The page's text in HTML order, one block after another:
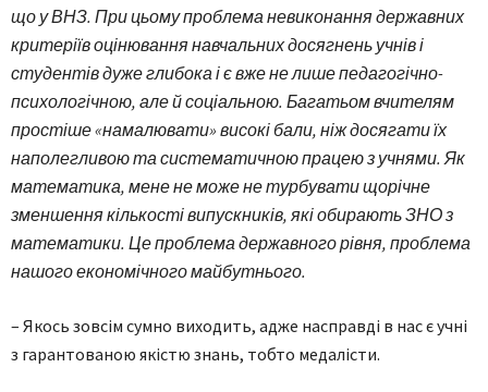
що у ВНЗ. При цьому проблема невиконання державних
критеріїв оцінювання навчальних досягнень учнів і
студентів дуже глибока і є вже не лише педагогічно-
психологічною, але й соціальною. Багатьом вчителям
простіше «намалювати» високі бали, ніж досягати їх
наполегливою та систематичною працею з учнями. Як
математика, мене не може не турбувати щорічне
зменшення кількості випускників, які обирають ЗНО з
математики. Це проблема державного рівня, проблема
нашого економічного майбутнього.
– Якось зовсім сумно виходить, адже насправді в нас є учні
з гарантованою якістю знань, тобто медалісти.